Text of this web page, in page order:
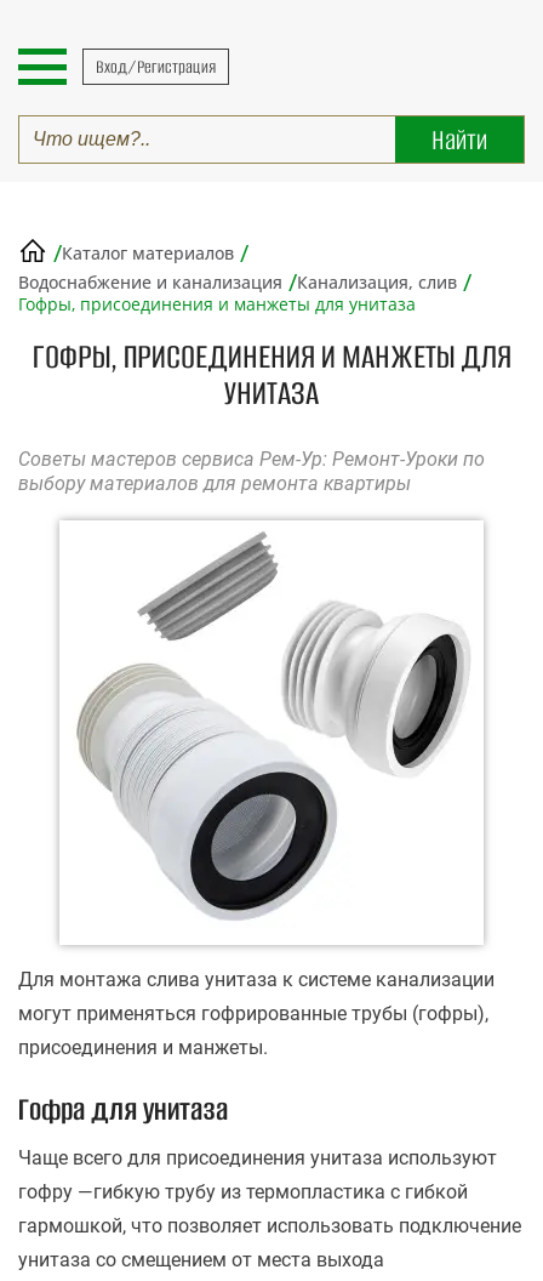
Вход/Регистрация
/Каталог материалов /
Водоснабжение и канализация /Канализация, слив /
Гофры, присоединения и манжеты для унитаза
ГОФРЫ, ПРИСОЕДИНЕНИЯ И МАНЖЕТЫ ДЛЯ
УНИТАЗА
Советы мастеров сервиса Рем-Ур: Ремонт-Уроки по
выбору материалов для ремонта квартиры
Для монтажа слива унитаза к системе канализации
могут применяться гофрированные трубы (гофры),
присоединения и манжеты.
Гофра для унитаза
Чаще всего для присоединения унитаза используют
гофру —гибкую трубу из термопластика с гибкой
гармошкой, что позволяет использовать подключение
унитаза со смещением от места выхода